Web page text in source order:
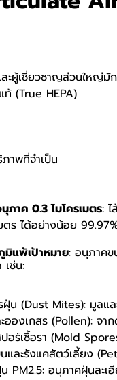
ะผู้เชี่ยวชาญส่วนใหญ่มั
ท้ (True HEPA)
ภาพที่จำเป็น
ภาค 0.3 ไมโครเมตร:
มตร ได้อย่างน้อย
มิแพ้เป้าหมาย: อนุภาคข
ช่น:
ฝุ่น (Dust Mites): มูลแล
อองเกสร (Pollen): จา
อร์เชื้อรา (Mold
และรังแคสัตว์เลี้ยง
PM2.5: อนุภาคฝุ่นละเ